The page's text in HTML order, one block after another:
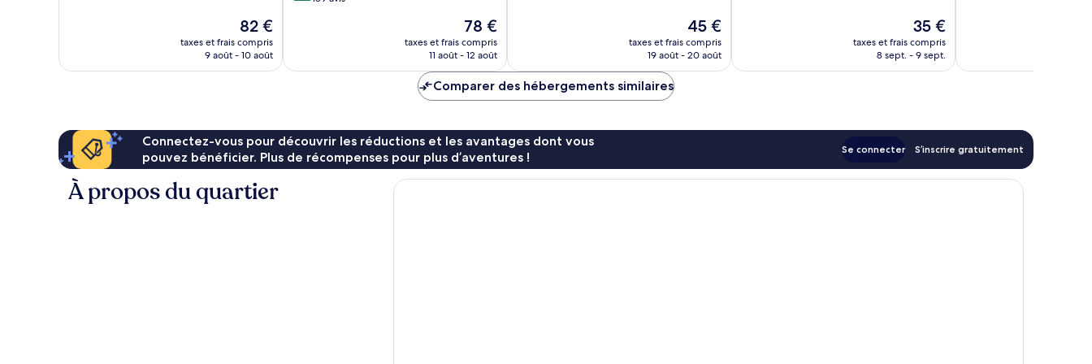
Le
nouveau
prix
82 €
taxes et frais compris
9 août - 10 août
Le
nouveau
prix
de
78 €
78 €
taxes et frais compris
11 août - 12 août
Le
nouveau
prix
45 €
taxes et frais compris
19 août - 20 août
Le
nouveau
prix
35 €
taxes et frais compris
8 sept. - 9 sept.
Comparer des hébergements similaires
Connectez-vous pour découvrir les réductions et les avantages dont vous
pouvez bénéficier. Plus de récompenses pour plus d’aventures !
Se connecter S’inscrire gratuitement
À propos du quartier